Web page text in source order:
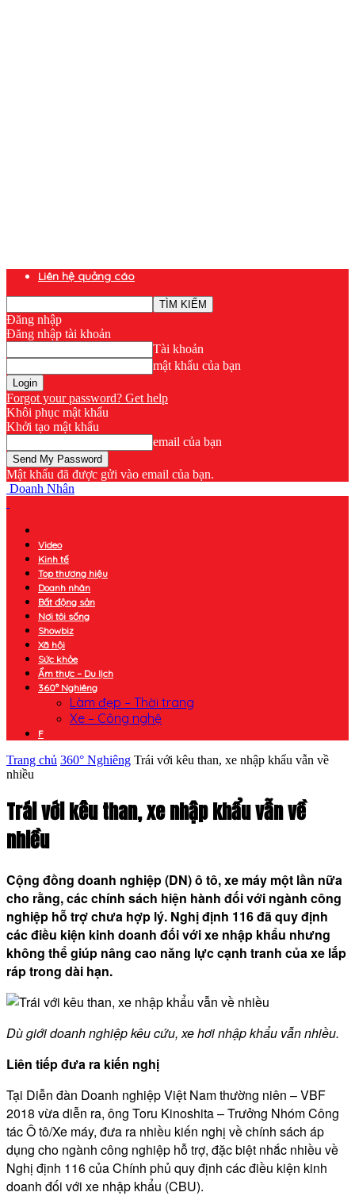
Liên hệ quảng cáo
Đăng nhập
Đăng nhập tài khoản
Tài khoản
mật khẩu của bạn
Forgot your password? Get help
Khôi phục mật khẩu
Khởi tạo mật khẩu
email của bạn
Mật khẩu đã được gửi vào email của bạn.
Doanh Nhân
Video
Kinh tế
Top thương hiệu
Doanh nhân
Bất động sản
Nơi tôi sống
Showbiz
Xã hội
Sức khỏe
Ẩm thực – Du lịch
360° Nghiêng
Làm đẹp – Thời trang
Xe – Công nghệ
F
Trang chủ 360° Nghiêng Trái với kêu than, xe nhập khẩu vẫn về
nhiều
Trái với kêu than, xe nhập khẩu vẫn về
nhiều
Cộng đồng doanh nghiệp (DN) ô tô, xe máy một lần nữa
cho rằng, các chính sách hiện hành đối với ngành công
nghiệp hỗ trợ chưa hợp lý. Nghị định 116 đã quy định
các điều kiện kinh doanh đối với xe nhập khẩu nhưng
không thể giúp nâng cao năng lực cạnh tranh của xe lắp
ráp trong dài hạn.
Dù giới doanh nghiệp kêu cứu, xe hơi nhập khẩu vẫn nhiều.
Liên tiếp đưa ra kiến nghị
Tại Diễn đàn Doanh nghiệp Việt Nam thường niên – VBF
2018 vừa diễn ra, ông Toru Kinoshita – Trưởng Nhóm Công
tác Ô tô/Xe máy, đưa ra nhiều kiến nghị về chính sách áp
dụng cho ngành công nghiệp hỗ trợ, đặc biệt nhắc nhiều về
Nghị định 116 của Chính phủ quy định các điều kiện kinh
doanh đối với xe nhập khẩu (CBU).